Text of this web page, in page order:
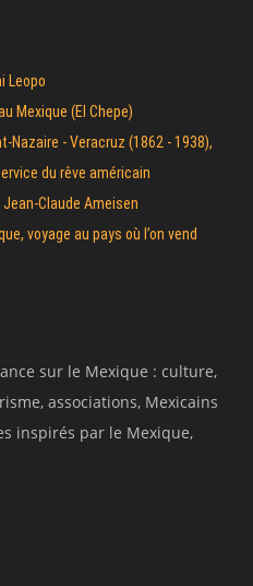
Leopo
Mexique (El Chepe)
Nazaire - Veracruz (1862 - 1938),
du rêve américain
Claude Ameisen
voyage au pays où l’on vend
sur le Mexique : culture,
associations, Mexicains
inspirés par le Mexique,